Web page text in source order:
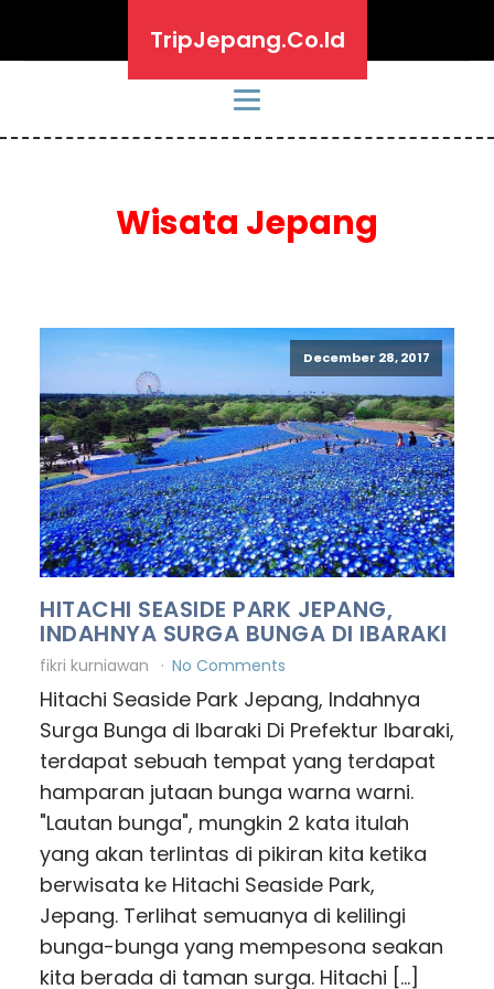
TripJepang.Co.Id
Wisata Jepang
December 28, 2017
HITACHI SEASIDE PARK JEPANG,
INDAHNYA SURGA BUNGA DI IBARAKI
fikri kurniawan No Comments
Hitachi Seaside Park Jepang, Indahnya
Surga Bunga di Ibaraki Di Prefektur Ibaraki,
terdapat sebuah tempat yang terdapat
hamparan jutaan bunga warna warni.
"Lautan bunga", mungkin 2 kata itulah
yang akan terlintas di pikiran kita ketika
berwisata ke Hitachi Seaside Park,
Jepang. Terlihat semuanya di kelilingi
bunga-bunga yang mempesona seakan
kita berada di taman surga. Hitachi […]